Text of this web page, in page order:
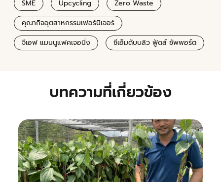
SME
Upcycling
Zero Waste
คุณากิจอุตสาหกรรมเฟอร์นิเจอร์
จีเอฟ แมนนูแฟคเจอนิ่ง
ซีเอ็มดับบลิว ฟู้ดส์ ซัพพอร์ต
บทความที่เกี่ยวข้อง